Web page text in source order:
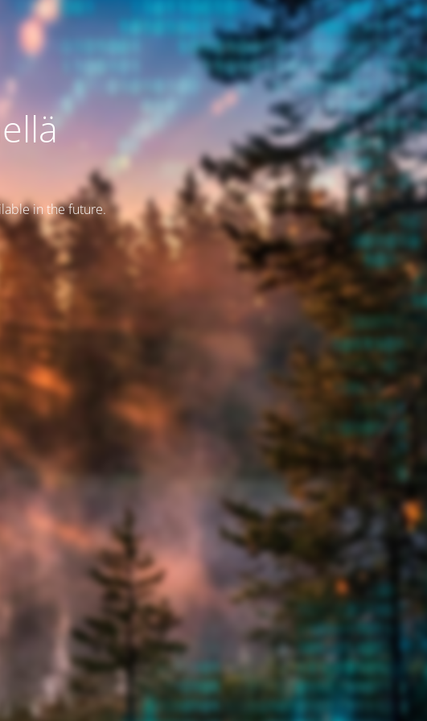
in the future.